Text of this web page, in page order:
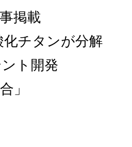
掲載
化チタンが分解
ト開発
」